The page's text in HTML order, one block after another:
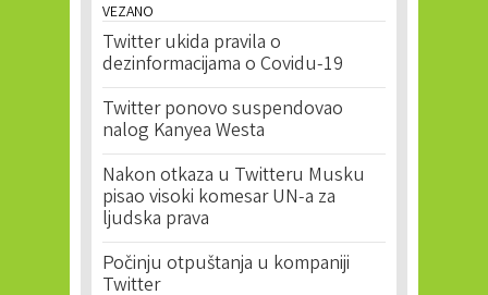
VEZANO
Twitter ukida pravila o
dezinformacijama o Covidu-19
Twitter ponovo suspendovao
nalog Kanyea Westa
Nakon otkaza u Twitteru Musku
pisao visoki komesar UN-a za
ljudska prava
Počinju otpuštanja u kompaniji
Twitter